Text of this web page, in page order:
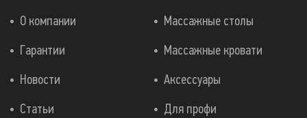
Массажные столы
Массажные кровати
Аксессуары
Для профи
О компании
Гарантии
Новости
Статьи